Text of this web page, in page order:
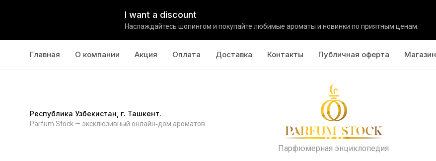
I want a discount
Наслаждайтесь шопингом и покупайте любимые ароматы и новинки по приятным ценам.
Главная О компании Акция Оплата Доставка Контакты Публичная оферта Магазин
Парфюмерная энциклопедия
Республика Узбекистан, г. Ташкент.
Parfum Stock — эксклюзивный онлайн‑дом ароматов.